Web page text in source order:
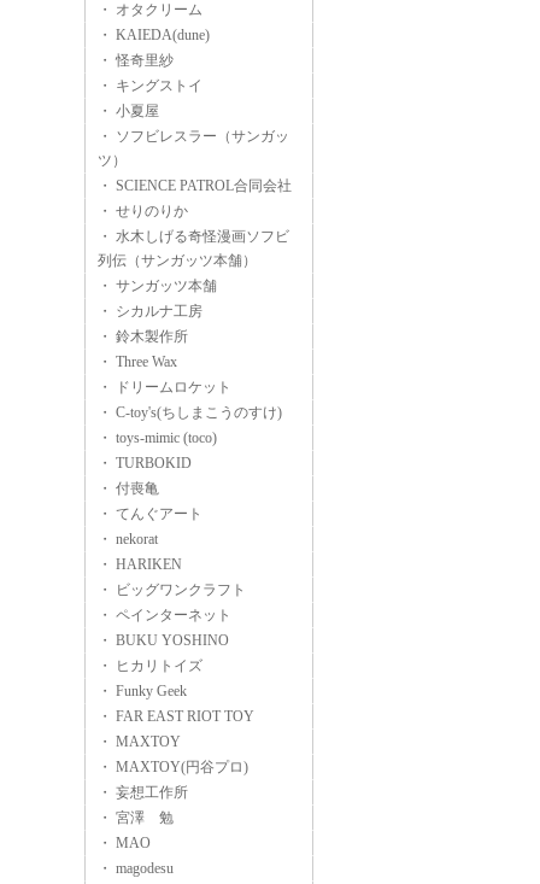
・ オタクリーム
・ KAIEDA(dune)
・ 怪奇里紗
・ キングストイ
・ 小夏屋
・ ソフビレスラー（サンガッ
ツ）
・ SCIENCE PATROL合同会社
・ せりのりか
・ 水木しげる奇怪漫画ソフビ
列伝（サンガッツ本舗）
・ サンガッツ本舗
・ シカルナ工房
・ 鈴木製作所
・ Three Wax
・ ドリームロケット
・ C-toy's(ちしまこうのすけ)
・ toys-mimic (toco)
・ TURBOKID
・ 付喪亀
・ てんぐアート
・ nekorat
・ HARIKEN
・ ビッグワンクラフト
・ ペインターネット
・ BUKU YOSHINO
・ ヒカリトイズ
・ Funky Geek
・ FAR EAST RIOT TOY
・ MAXTOY
・ MAXTOY(円谷プロ)
・ 妄想工作所
・ 宮澤 勉
・ MAO
・ magodesu